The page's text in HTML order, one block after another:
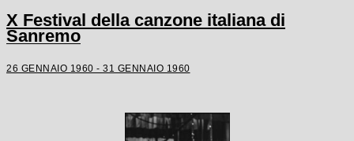
X Festival della canzone italiana di
Sanremo
26 GENNAIO 1960 - 31 GENNAIO 1960